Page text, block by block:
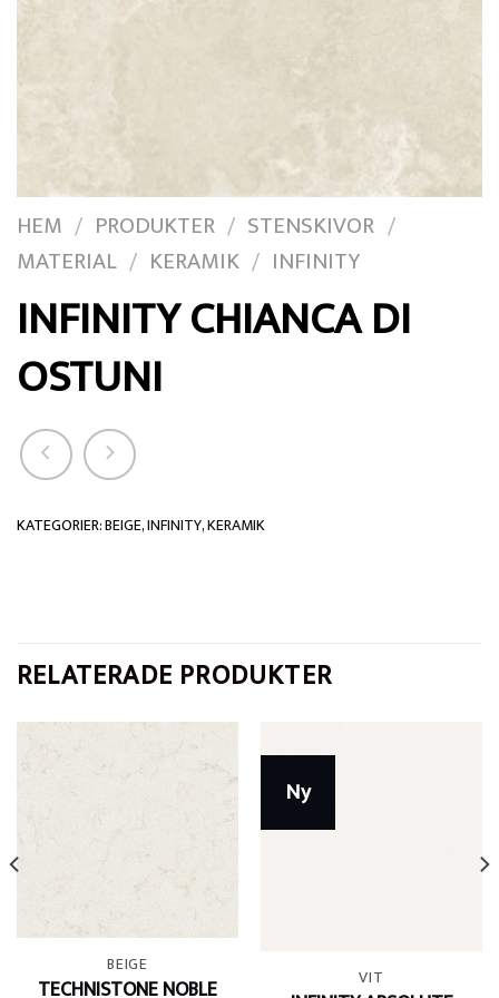
HEM / PRODUKTER / STENSKIVOR /
MATERIAL / KERAMIK / INFINITY
INFINITY CHIANCA DI
OSTUNI
KATEGORIER:BEIGE,INFINITY,KERAMIK
RELATERADE PRODUKTER
BEIGE
TECHNISTONE NOBLE
Ny
VIT